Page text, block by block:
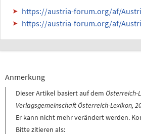
https://austria-forum.org/af/
https://austria-forum.org/af/
Anmerkung
Dieser Artikel basiert auf dem Österreich-
Verlagsgemeinschaft Österreich-Lexikon,
Er kann nicht mehr verändert werden.
Bitte zitieren als: